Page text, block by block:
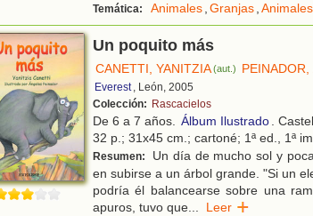
Temática: Animales,Granjas,
Un poquito más
CANETTI, YANITZIA(aut.)
Everest , León, 2005
Colección: Rascacielos
De 6 a 7 años. Álbum Ilustrado.
32 p.; 31x45 cm.; cartoné; 1ª ed., 1ª
Resumen:
Un día de mucho sol y
en subirse a un árbol grande. "Si un
podría él balancearse sobre una
apuros, tuvo que... Leer